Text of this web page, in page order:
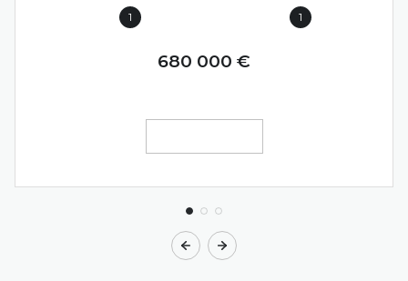
1 1
680 000 €